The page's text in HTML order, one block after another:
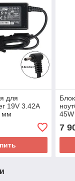
для
19V 3.42A
мм
7